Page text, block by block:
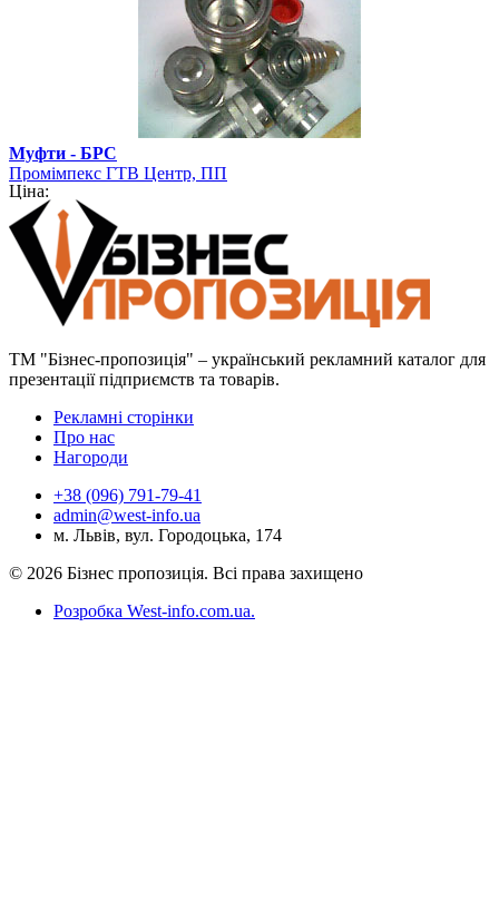
Муфти - БРС
Промімпекс ГТВ Центр, ПП
Ціна:
ТМ "Бізнес-пропозиція" – український рекламний каталог для
презентації підприємств та товарів.
Рекламні сторінки
Про нас
Нагороди
+38 (096) 791-79-41
admin@west-info.ua
м. Львів, вул. Городоцька, 174
© 2026 Бізнес пропозиція. Всі права захищено
Розробка West-info.com.ua.